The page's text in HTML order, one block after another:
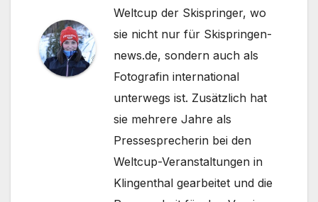
Weltcup der Skispringer, wo
sie nicht nur für Skispringen-
news.de, sondern auch als
Fotografin international
unterwegs ist. Zusätzlich hat
sie mehrere Jahre als
Pressesprecherin bei den
Weltcup-Veranstaltungen in
Klingenthal gearbeitet und die